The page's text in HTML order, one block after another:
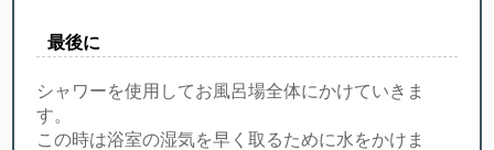
最後に
シャワーを使用してお風呂場全体にかけていきま
す。
この時は浴室の湿気を早く取るために水をかけま